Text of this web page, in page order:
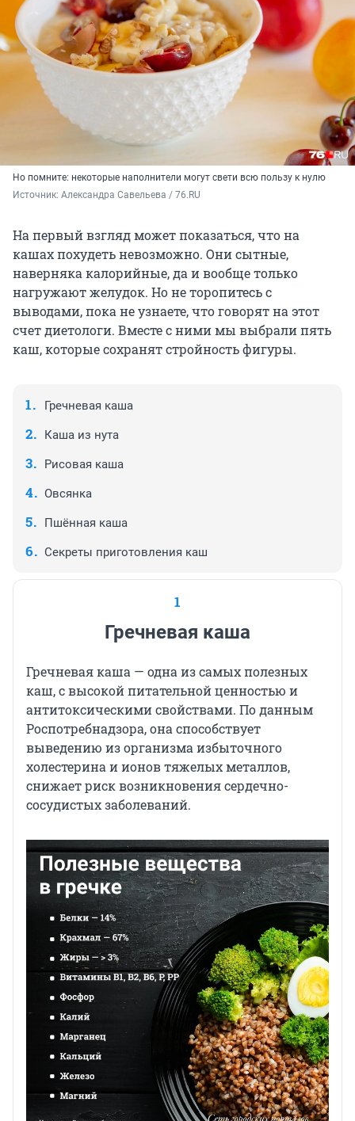
Но помните: некоторые наполнители могут свети всю пользу к нулю
Источник: Александра Савельева / 76.RU
На первый взгляд может показаться, что на
кашах похудеть невозможно. Они сытные,
наверняка калорийные, да и вообще только
нагружают желудок. Но не торопитесь с
выводами, пока не узнаете, что говорят на этот
счет диетологи. Вместе с ними мы выбрали пять
каш, которые сохранят стройность фигуры.
Гречневая каша
Каша из нута
Рисовая каша
Овсянка
Пшённая каша
Секреты приготовления каш
1
Гречневая каша
Гречневая каша — одна из самых полезных
каш, с высокой питательной ценностью и
антитоксическими свойствами. По данным
Роспотребнадзора, она способствует
выведению из организма избыточного
холестерина и ионов тяжелых металлов,
снижает риск возникновения сердечно-
сосудистых заболеваний.